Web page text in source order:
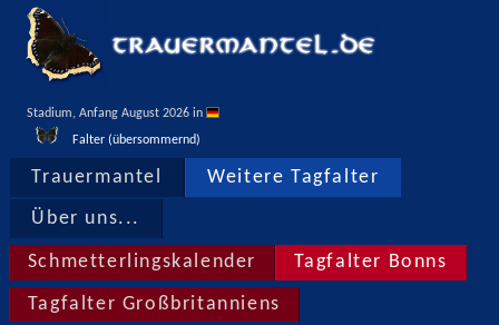
Stadium, Anfang August 2026 in
Falter (übersommernd)
Trauermantel Weitere Tagfalter
Über uns...
Schmetterlingskalender Tagfalter Bonns
Tagfalter Großbritanniens